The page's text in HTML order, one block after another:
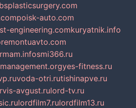
poisk-auto.com
engineering.comkuryatnik.info
smi366.ru
yes-fitness.ru
voda-otri.rutishinapve.ru
avgust.rulord-tv.ru
lordfilm7.rulordfilm13.ru